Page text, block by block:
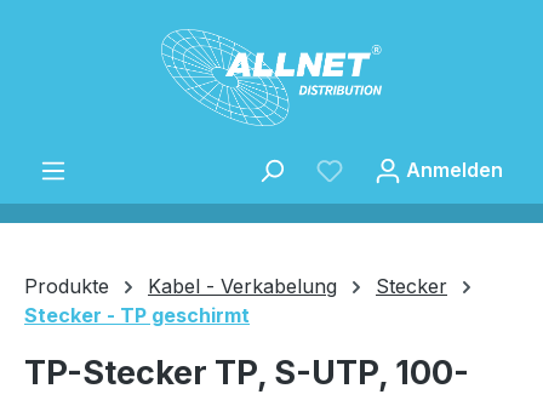
Zum Hauptinhalt springen
Speichern
Anmelden
Produkte Kabel - Verkabelung
Stecker
Stecker - TP geschirmt
TP-Stecker TP, S-UTP, 100-